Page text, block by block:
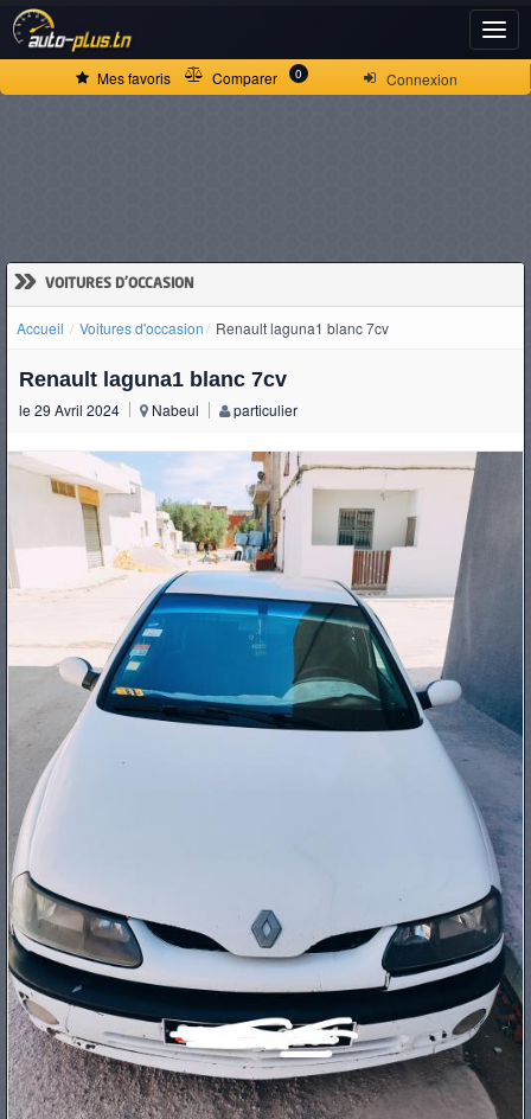
Connexion
Mes favoris Comparer 0
» VOITURES D'OCCASION
Accueil Voitures d'occasion Renault laguna1 blanc 7cv
Renault laguna1 blanc 7cv
le 29 Avril 2024 Nabeul particulier
ACCUEIL
D'OCCASION
CAMIONS
PNEUS